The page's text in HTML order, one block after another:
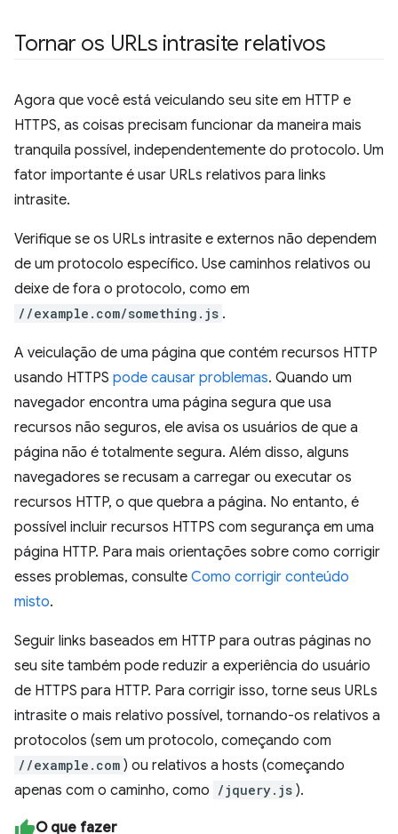
Tornar os URLs intrasite relativos
Agora que você está veiculando seu site em HTTP e
HTTPS, as coisas precisam funcionar da maneira mais
tranquila possível, independentemente do protocolo. Um
fator importante é usar URLs relativos para links
intrasite.
Verifique se os URLs intrasite e externos não dependem
de um protocolo específico. Use caminhos relativos ou
deixe de fora o protocolo, como em
//example.com/something.js .
A veiculação de uma página que contém recursos HTTP
usando HTTPS pode causar problemas. Quando um
navegador encontra uma página segura que usa
recursos não seguros, ele avisa os usuários de que a
página não é totalmente segura. Além disso, alguns
navegadores se recusam a carregar ou executar os
recursos HTTP, o que quebra a página. No entanto, é
possível incluir recursos HTTPS com segurança em uma
página HTTP. Para mais orientações sobre como corrigir
esses problemas, consulte Como corrigir conteúdo
misto.
Seguir links baseados em HTTP para outras páginas no
seu site também pode reduzir a experiência do usuário
de HTTPS para HTTP. Para corrigir isso, torne seus URLs
intrasite o mais relativo possível, tornando-os relativos a
protocolos (sem um protocolo, começando com
//example.com ) ou relativos a hosts (começando
apenas com o caminho, como /jquery.js ).
O que fazer